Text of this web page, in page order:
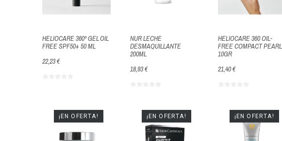
HELIOCARE 360º GEL OIL
FREE SPF50+ 50 ML
22,23 €
NUR LECHE
DESMAQUILLANTE
200ML
18,93 €
HELIOCARE 360 OIL-
FREE COMPACT PEARL
10GR
21,40 €
¡EN OFERTA! ¡EN OFERTA! ¡EN OFERTA!